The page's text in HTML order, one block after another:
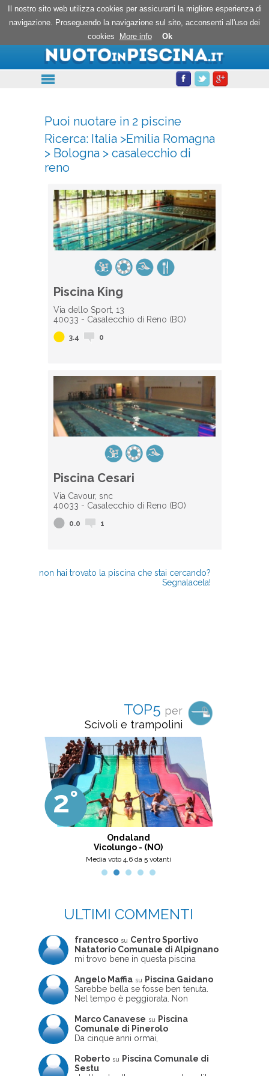
Nuoto in piscina
Puoi nuotare in 2 piscine
Ricerca: Italia>Emilia Romagna
> Bologna> casalecchio di
reno
Piscina King
Via dello Sport, 13
40033 - Casalecchio di Reno (BO)
3.4 0
Piscina Cesari
Via Cavour, snc
40033 - Casalecchio di Reno (BO)
0.0 1
non hai trovato la piscina che stai cercando?
Segnalacela!
TOP5 per
Scivoli e trampolini
2°
Ondaland
Vicolungo - (NO)
Media voto 4,6 da 5 votanti
ULTIMI COMMENTI
francesco su Centro Sportivo
Natatorio Comunale di Alpignano
mi trovo bene in questa piscina
Angelo Maffia su
Piscina Gaidano
Sarebbe bella se fosse ben tenuta.
Nel tempo è peggiorata. Non
ne usciva insieme a me non ha
ritrovato le sue scarpe! Peccato
perché potrebbe essere un'ottima
frequentata non magnificamente
Marco Canavese su
Piscina
Comunale di Pinerolo
Da cinque anni ormai,
pomeriggio trascorro cinque-sei ore
in questa magnifica piscina con i miei
Roberto su
Piscina Comunale di
Sestu
Il nostro sito web utilizza cookies per assicurarti la migliore esperienza di
navigazione. Proseguendo la navigazione sul sito, acconsenti all'uso dei
cookies
More info Ok